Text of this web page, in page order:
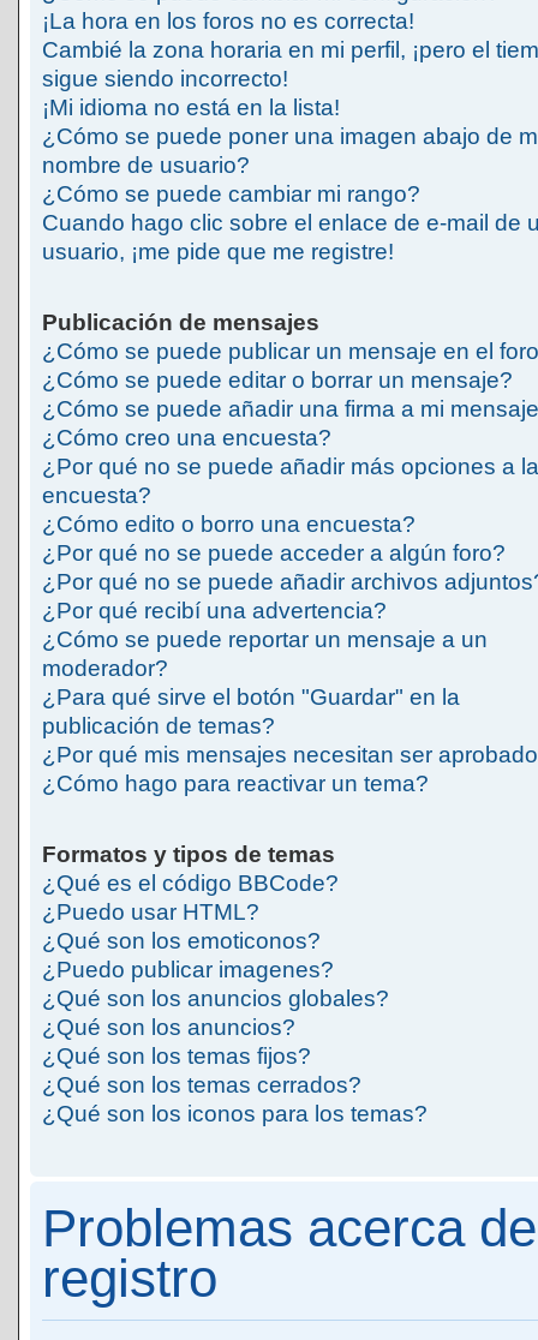
¡La hora en los foros no es correcta!
Cambié la zona horaria en mi perfil, ¡pero el
sigue siendo incorrecto!
¡Mi idioma no está en la lista!
¿Cómo se puede poner una imagen abajo de
nombre de usuario?
¿Cómo se puede cambiar mi rango?
Cuando hago clic sobre el enlace de e-mail de
usuario, ¡me pide que me registre!
Publicación de mensajes
¿Cómo se puede publicar un mensaje en el
¿Cómo se puede editar o borrar un mensaje?
¿Cómo se puede añadir una firma a mi
¿Cómo creo una encuesta?
¿Por qué no se puede añadir más opciones a la
encuesta?
¿Cómo edito o borro una encuesta?
¿Por qué no se puede acceder a algún foro?
¿Por qué no se puede añadir archivos
¿Por qué recibí una advertencia?
¿Cómo se puede reportar un mensaje a un
moderador?
¿Para qué sirve el botón "Guardar" en la
publicación de temas?
¿Por qué mis mensajes necesitan ser
¿Cómo hago para reactivar un tema?
Formatos y tipos de temas
¿Qué es el código BBCode?
¿Puedo usar HTML?
¿Qué son los emoticonos?
¿Puedo publicar imagenes?
¿Qué son los anuncios globales?
¿Qué son los anuncios?
¿Qué son los temas fijos?
¿Qué son los temas cerrados?
¿Qué son los iconos para los temas?
Problemas acerca
registro